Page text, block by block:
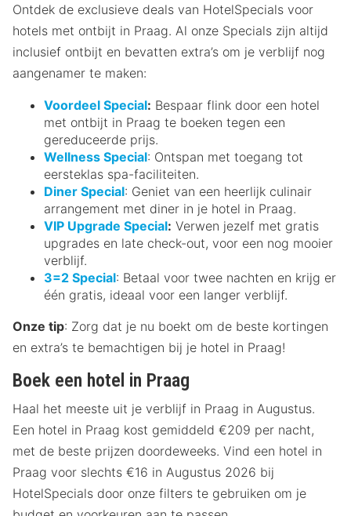
Ontdek de exclusieve deals van HotelSpecials voor
hotels met ontbijt in Praag. Al onze Specials zijn altijd
inclusief ontbijt en bevatten extra’s om je verblijf nog
aangenamer te maken:
Voordeel Special: Bespaar flink door een hotel
met ontbijt in Praag te boeken tegen een
gereduceerde prijs.
Wellness Special: Ontspan met toegang tot
eersteklas spa-faciliteiten.
Diner Special: Geniet van een heerlijk culinair
arrangement met diner in je hotel in Praag.
VIP Upgrade Special: Verwen jezelf met gratis
upgrades en late check-out, voor een nog mooier
verblijf.
3=2 Special: Betaal voor twee nachten en krijg er
één gratis, ideaal voor een langer verblijf.
Onze tip: Zorg dat je nu boekt om de beste kortingen
en extra’s te bemachtigen bij je hotel in Praag!
Boek een hotel in Praag
Haal het meeste uit je verblijf in Praag in Augustus.
Een hotel in Praag kost gemiddeld €209 per nacht,
met de beste prijzen doordeweeks. Vind een hotel in
Praag voor slechts €16 in Augustus 2026 bij
HotelSpecials door onze filters te gebruiken om je